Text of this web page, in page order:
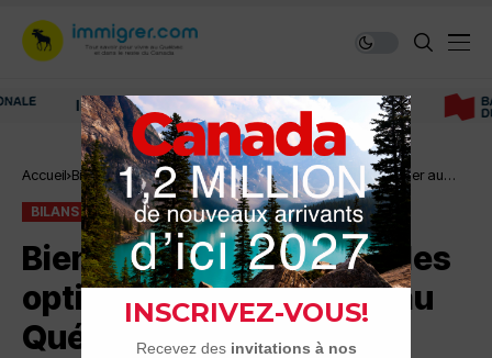
Immigrer au Canada: ressources et conseils
Accueil Bilans Bienvenue sur le forum : les options pour s’installer au
Québec
BILANS
Bienvenue sur le forum : les
options pour s’installer au
Québec